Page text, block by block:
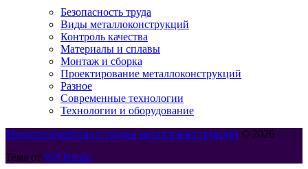
Безопасность труда
Виды металлоконструкций
Контроль качества
Материалы и сплавы
Монтаж и сборка
Проектирование металлоконструкций
Разное
Современные технологии
Технологии и оборудование
Металлообработка и сборка металлоконструкций © 2026
Тема от WP Puzzle